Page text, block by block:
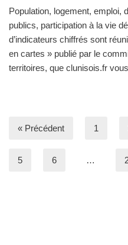
Population, logement, emploi,
publics, participation à la vie
d’indicateurs chiffrés sont
en cartes » publié par le
territoires, que clunisois.fr
« Précédent 1
5 6 …